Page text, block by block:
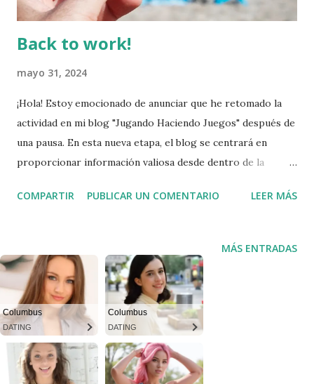
recupera el dinero invertido en un juego antes d...
Back to work!
mayo 31, 2024
¡Hola! Estoy emocionado de anunciar que he retomado la
actividad en mi blog "Jugando Haciendo Juegos" después de
una pausa. En esta nueva etapa, el blog se centrará en
proporcionar información valiosa desde dentro de la
curiosidades, herramientas, recursos y consejos sobre
habitación utilizando Unity. El blog ya cuenta con varios
artículos útiles que pueden servir como recursos iniciales.
Por ejemplo, hay guías detalladas sobre cómo hacer copias
de seguridad de tu código de Unity con GitHub, lo que es
crucial para la gestión de versiones y el trabajo
colaborativo. También encontrarás tutoriales sobre el
diseño de interfaces de usuario, el desarrollo de
controladores de personajes y cómo crear un PressKit
COMPARTIR PUBLICAR UN COMENTARIO LEER MÁS
MÁS ENTRADAS
Columbus
DATING
Columbus
DATING